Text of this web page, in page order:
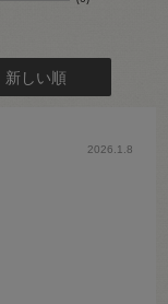
新しい順
2026.1.8